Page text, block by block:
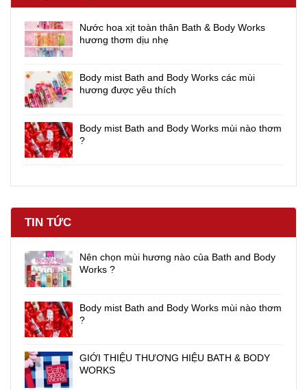
Nước hoa xịt toàn thân Bath & Body Works
hương thơm dịu nhẹ
Body mist Bath and Body Works các mùi
hương được yêu thích
Body mist Bath and Body Works mùi nào thơm
?
TIN TỨC
Nên chọn mùi hương nào của Bath and Body
Works ?
Body mist Bath and Body Works mùi nào thơm
?
GIỚI THIỆU THƯƠNG HIỆU BATH & BODY
WORKS